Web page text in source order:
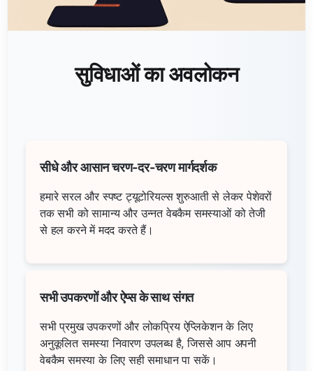
सुविधाओं का अवलोकन
सीधे और आसान चरण-दर-चरण मार्गदर्शक
हमारे सरल और स्पष्ट ट्यूटोरियल्स शुरुआती से लेकर पेशेवरों
तक सभी को सामान्य और उन्नत वेबकैम समस्याओं को तेजी
से हल करने में मदद करते हैं।
सभी उपकरणों और ऐप्स के साथ संगत
सभी प्रमुख उपकरणों और लोकप्रिय ऐप्लिकेशन के लिए
अनुकूलित समस्या निवारण उपलब्ध है, जिससे आप अपनी
वेबकैम समस्या के लिए सही समाधान पा सकें।